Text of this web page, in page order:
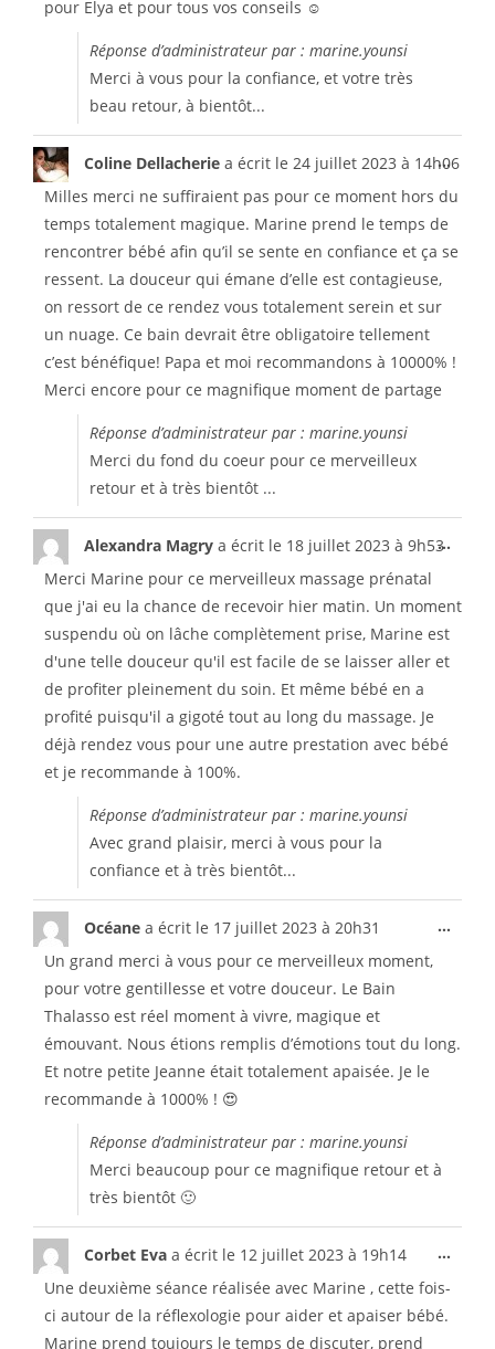
pour Elya et pour tous vos conseils ☺️
Réponse d’administrateur par : marine.younsi
Merci à vous pour la confiance, et votre très
beau retour, à bientôt...
Coline Dellacherie a écrit le 24 juillet 2023 à 14h06
Milles merci ne suffiraient pas pour ce moment hors du
temps totalement magique. Marine prend le temps de
rencontrer bébé afin qu’il se sente en confiance et ça se
ressent. La douceur qui émane d’elle est contagieuse,
on ressort de ce rendez vous totalement serein et sur
un nuage. Ce bain devrait être obligatoire tellement
c’est bénéfique! Papa et moi recommandons à 10000% !
Merci encore pour ce magnifique moment de partage
Réponse d’administrateur par : marine.younsi
Merci du fond du coeur pour ce merveilleux
retour et à très bientôt ...
...
Alexandra Magry a écrit le 18 juillet 2023 à 9h53
Merci Marine pour ce merveilleux massage prénatal
que j'ai eu la chance de recevoir hier matin. Un moment
suspendu où on lâche complètement prise, Marine est
d'une telle douceur qu'il est facile de se laisser aller et
de profiter pleinement du soin. Et même bébé en a
profité puisqu'il a gigoté tout au long du massage. Je
déjà rendez vous pour une autre prestation avec bébé
et je recommande à 100%.
Réponse d’administrateur par : marine.younsi
Avec grand plaisir, merci à vous pour la
confiance et à très bientôt...
...
Océane a écrit le 17 juillet 2023 à 20h31
Un grand merci à vous pour ce merveilleux moment,
pour votre gentillesse et votre douceur. Le Bain
Thalasso est réel moment à vivre, magique et
émouvant. Nous étions remplis d’émotions tout du long.
Et notre petite Jeanne était totalement apaisée. Je le
recommande à 1000% ! 😍
Réponse d’administrateur par : marine.younsi
Merci beaucoup pour ce magnifique retour et à
très bientôt 🙂
...
Corbet Eva a écrit le 12 juillet 2023 à 19h14
Une deuxième séance réalisée avec Marine , cette fois-
ci autour de la réflexologie pour aider et apaiser bébé.
Marine prend toujours le temps de discuter, prend
...